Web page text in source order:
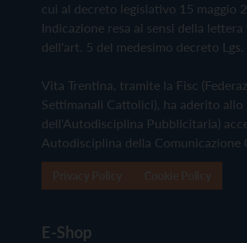
cui al decreto legislativo 15 maggio
Indicazione resa ai sensi della
dell'art. 5 del medesimo decreto Lgs.
Vita Trentina, tramite la Fisc
Settimanali Cattolici), ha aderito
dell'Autodisciplina Pubblicitaria)
Autodisciplina della Comunicazione
E-Shop